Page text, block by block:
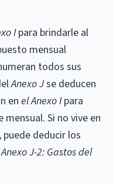
Ipara brindarle al
mensual
todos sus
Anexo Jse deducen
en el Anexo Ipara
Si no vive en
deducir los
J-2: Gastos del